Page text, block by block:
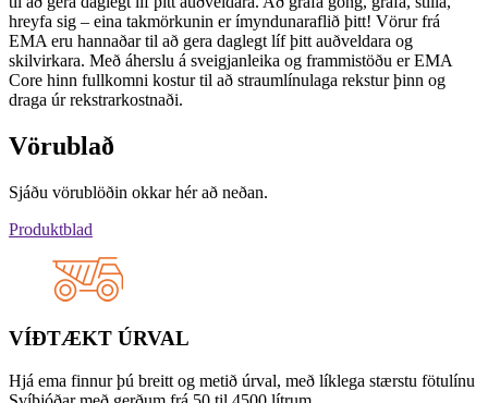
hreyfa sig – eina takmörkunin er ímyndunaraflið þitt! Vörur frá
EMA eru hannaðar til að gera daglegt líf þitt auðveldara og
skilvirkara. Með áherslu á sveigjanleika og frammistöðu er EMA
Core hinn fullkomni kostur til að straumlínulaga rekstur þinn og
draga úr rekstrarkostnaði.
Vörublað
Sjáðu vörublöðin okkar hér að neðan.
Produktblad
VÍÐTÆKT ÚRVAL
Hjá ema finnur þú breitt og metið úrval, með líklega stærstu fötulínu